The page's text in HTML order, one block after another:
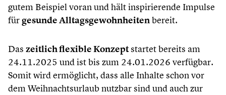
gutem Beispiel voran und hält inspirierende Impulse
fürgesunde Alltagsgewohnheitenbereit.
Das zeitlich flexible Konzeptstartet bereits am
24.11.2025 und ist bis zum 24.01.2026 verfügbar.
Somit wird ermöglicht, dass alle Inhalte schon vor
dem Weihnachtsurlaub nutzbar sind und auch zur